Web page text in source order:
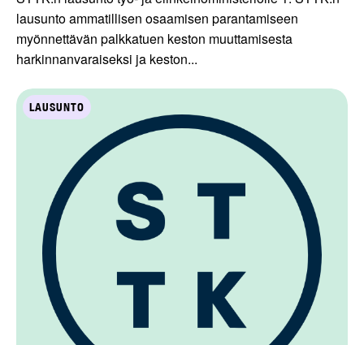
lausunto ammatillisen osaamisen parantamiseen
myönnettävän palkkatuen keston muuttamisesta
harkinnanvaraiseksi ja keston...
LAUSUNTO